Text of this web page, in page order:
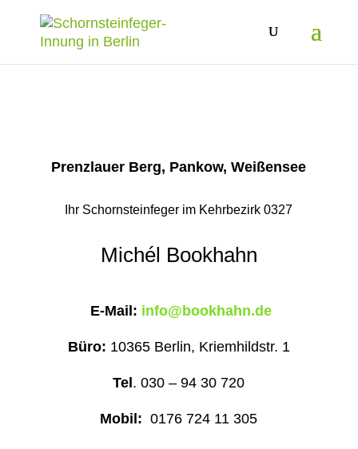
Prenzlauer Berg, Pankow, Weißensee
Ihr Schornsteinfeger im Kehrbezirk 0327
Michél Bookhahn
E-Mail: info@bookhahn.de
Büro: 10365 Berlin, Kriemhildstr. 1
Tel . 030 – 94 30 720
Mobil:0176 724 11 305